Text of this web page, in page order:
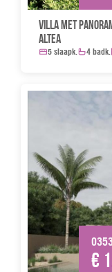
Villa met
Altea
5 slaapk. 4 badk.
€